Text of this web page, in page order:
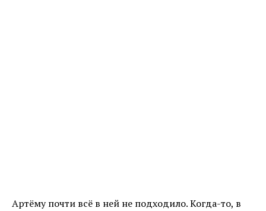
Артёму почти всё в ней не подходило. Когда-то, в